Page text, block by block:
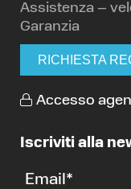
Assistenza –
Garanzia
RICHIESTA
Accesso
Iscriviti alla
Email*